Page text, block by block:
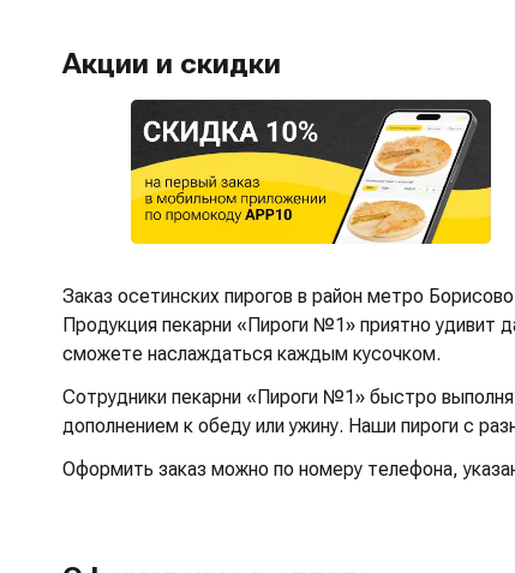
Акции и скидки
Заказ осетинских пирогов в район метро
Продукция пекарни «Пироги №1» приятно удивит
сможете наслаждаться каждым кусочком.
Сотрудники пекарни «Пироги №1» быстро
дополнением к обеду или ужину. Наши пироги с
Оформить заказ можно по номеру телефона,